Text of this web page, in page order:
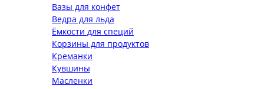
Вазы для конфет
Ведра для льда
Ёмкости для специй
Корзины для продуктов
Креманки
Кувшины
Масленки